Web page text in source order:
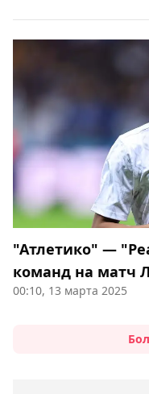
"Атлетико" —
команд на матч
00:10, 13 марта 2025